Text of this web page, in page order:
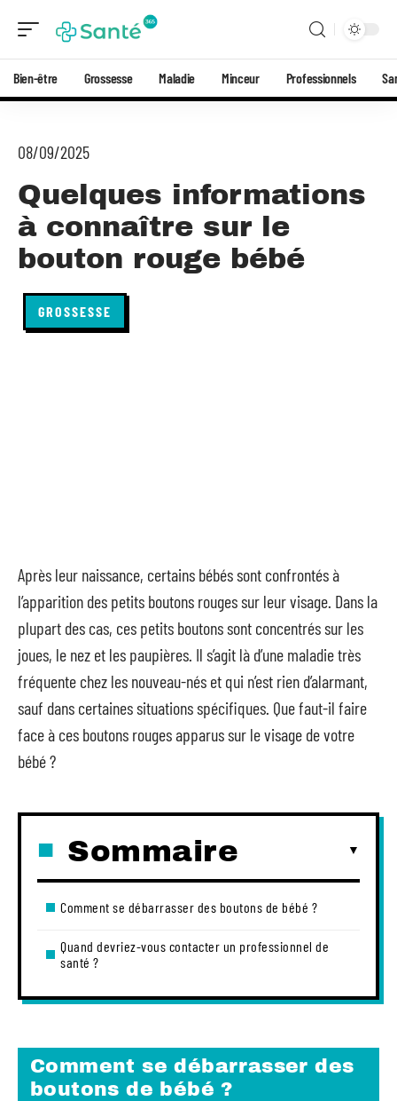
Bien-être Grossesse Maladie Minceur Professionnels
08/09/2025
Quelques informations
à connaître sur le
bouton rouge bébé
GROSSESSE
Après leur naissance, certains bébés sont confrontés à
l’apparition des petits boutons rouges sur leur visage. Dans la
plupart des cas, ces petits boutons sont concentrés sur les
joues, le nez et les paupières. Il s’agit là d’une maladie très
fréquente chez les nouveau-nés et qui n’est rien d’alarmant,
sauf dans certaines situations spécifiques. Que faut-il faire
face à ces boutons rouges apparus sur le visage de votre
bébé ?
Sommaire
Comment se débarrasser des boutons de bébé ?
Quand devriez-vous contacter un professionnel de
santé ?
Comment se débarrasser des
boutons de bébé ?